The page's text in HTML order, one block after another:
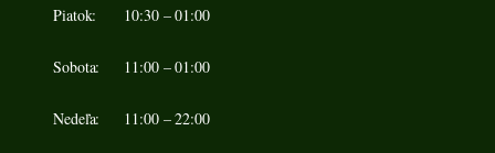
Piatok: 10:30 – 01:00
Sobota: 11:00 – 01:00
Nedeľa: 11:00 – 22:00